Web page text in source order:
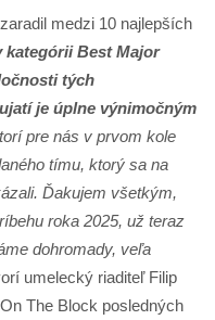
medzi 10 najlepších
kategórii Best Major
tých
je úplne výnimočným
pre nás v prvom kole
tímu, ktorý sa na
Ďakujem všetkým,
roka 2025, už teraz
dohromady, veľa
umelecký riaditeľ Filip
The Block posledných